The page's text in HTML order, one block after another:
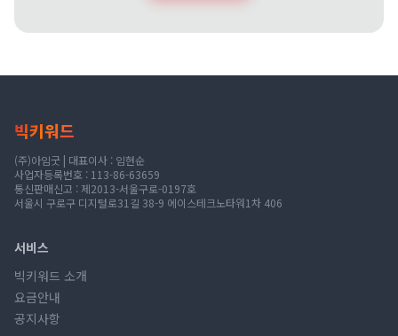
빅키워드
(주)아임굿 | 대표이사 : 임현순
사업자등록번호 : 113-86-63659
통신판매신고 : 제2013-서울구로-0197호
서울시 구로구 디지털로31길 38-9 에이스테크노타워1차 406
서비스
빅키워드 소개
요금안내
공지사항